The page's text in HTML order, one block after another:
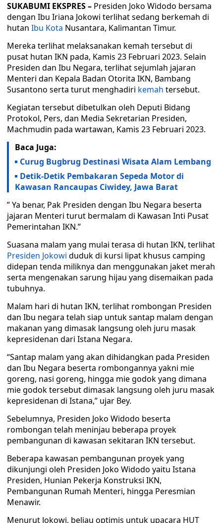
SUKABUMI EKSPRES – Presiden Joko Widodo bersama
dengan Ibu Iriana Jokowi terlihat sedang berkemah di
hutan Ibu Kota Nusantara, Kalimantan Timur.
Mereka terlihat melaksanakan kemah tersebut di
pusat hutan IKN pada, Kamis 23 Februari 2023. Selain
Presiden dan Ibu Negara, terlihat sejumlah jajaran
Menteri dan Kepala Badan Otorita IKN, Bambang
Susantono serta turut menghadiri kemah tersebut.
Kegiatan tersebut dibetulkan oleh Deputi Bidang
Protokol, Pers, dan Media Sekretarian Presiden,
Machmudin pada wartawan, Kamis 23 Februari 2023.
Baca Juga:
Curug Bugbrug Destinasi Wisata Alam Lembang
Detik-Detik Pembakaran Sepeda Motor di
Kawasan Rancaupas Ciwidey, Jawa Barat
” Ya benar, Pak Presiden dengan Ibu Negara beserta
jajaran Menteri turut bermalam di Kawasan Inti Pusat
Pemerintahan IKN.”
Suasana malam yang mulai terasa di hutan IKN, terlihat
Presiden Jokowi duduk di kursi lipat khusus camping
didepan tenda miliknya dan menggunakan jaket merah
serta mengenakan sarung hijau yang disemaikan pada
tubuhnya.
Malam hari di hutan IKN, terlihat rombongan Presiden
dan Ibu negara telah siap untuk santap malam dengan
makanan yang dimasak langsung oleh juru masak
kepresidenan dari Istana Negara.
“Santap malam yang akan dihidangkan pada Presiden
dan Ibu Negara beserta rombongannya yakni mie
goreng, nasi goreng, hingga mie godok yang dimana
mie godok tersebut dimasak langsung oleh juru masak
kepresidenan di Istana,” ujar Bey.
Sebelumnya, Presiden Joko Widodo beserta
rombongan telah meninjau beberapa proyek
pembangunan di kawasan sekitaran IKN tersebut.
Beberapa kawasan pembangunan proyek yang
dikunjungi oleh Presiden Joko Widodo yaitu Istana
Presiden, Hunian Pekerja Konstruksi IKN,
Pembangunan Rumah Menteri, hingga Peresmian
Menawir.
Menurut Jokowi, beliau optimis untuk upacara HUT